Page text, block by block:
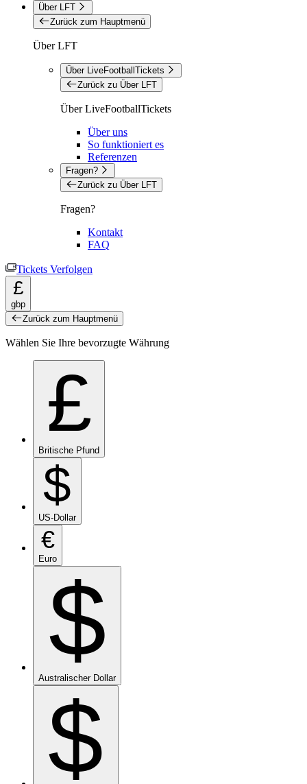
Über LFT
Zurück zum Hauptmenü
Über LFT
Über LiveFootballTickets
Zurück zu Über LFT
Über LiveFootballTickets
Über uns
So funktioniert es
Referenzen
Fragen?
Zurück zu Über LFT
Fragen?
Kontakt
FAQ
Tickets Verfolgen
£
gbp
Zurück zum Hauptmenü
Wählen Sie Ihre bevorzugte Währung
£
Britische Pfund
$
US-Dollar
€
Euro
$
Australischer Dollar
$